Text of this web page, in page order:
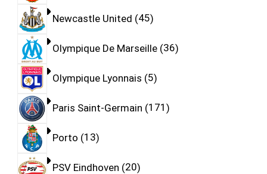
Newcastle United 45
Olympique De Marseille 36
Olympique Lyonnais 5
Paris Saint-Germain 171
Porto 13
PSV Eindhoven 20